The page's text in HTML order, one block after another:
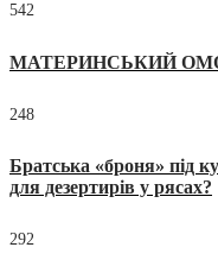
542
МАТЕРИНСЬКИЙ
248
Братська «броня» під
для дезертирів у рясах?
292